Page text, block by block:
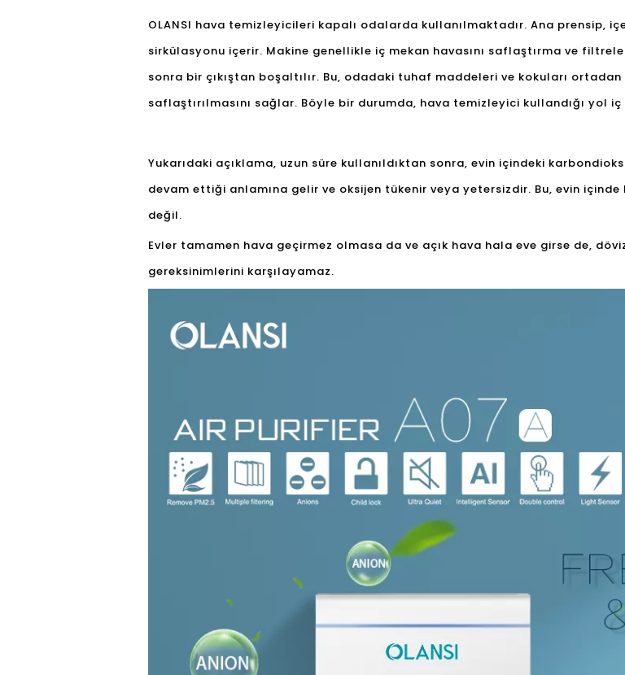
OLANSI hava temizleyicileri kapalı odalarda kullanılmaktadır. Ana prensip,
sirkülasyonu içerir. Makine genellikle iç mekan havasını saflaştırma ve
sonra bir çıkıştan boşaltılır. Bu, odadaki tuhaf maddeleri ve kokuları
saflaştırılmasını sağlar. Böyle bir durumda, hava temizleyici kullandığı yol
Yukarıdaki açıklama, uzun süre kullanıldıktan sonra, evin içindeki
devam ettiği anlamına gelir ve oksijen tükenir veya yetersizdir. Bu, evin
değil.
Evler tamamen hava geçirmez olmasa da ve açık hava hala eve girse de,
gereksinimlerini karşılayamaz.